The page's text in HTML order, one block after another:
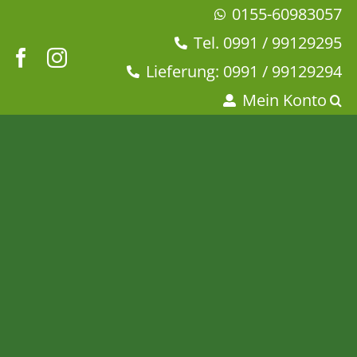
springen
0155-60983057
Tel. 0991 / 99129295
Lieferung: 0991 / 99129294
Mein Konto